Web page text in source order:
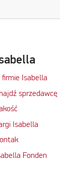
firmie Isabella
sprzedawcę
Isabella
Fonden